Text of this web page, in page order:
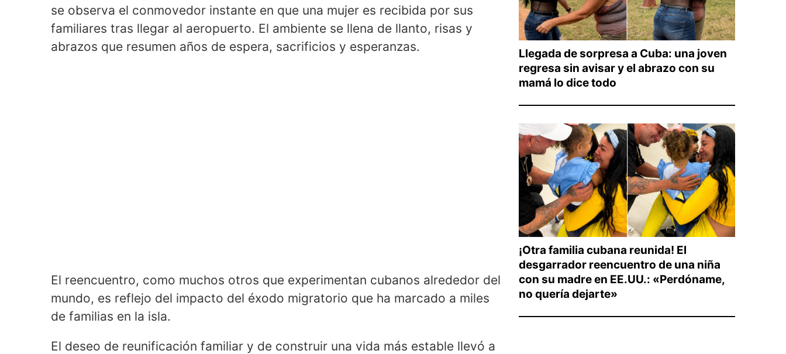
se observa el conmovedor instante en que una mujer es recibida por sus
familiares tras llegar al aeropuerto. El ambiente se llena de llanto, risas y
abrazos que resumen años de espera, sacrificios y esperanzas.
El reencuentro, como muchos otros que experimentan cubanos alrededor del
mundo, es reflejo del impacto del éxodo migratorio que ha marcado a miles
de familias en la isla.
El deseo de reunificación familiar y de construir una vida más estable llevó a
Llegada de sorpresa a Cuba: una joven
regresa sin avisar y el abrazo con su
mamá lo dice todo
¡Otra familia cubana reunida! El
desgarrador reencuentro de una niña
con su madre en EE.UU.: «Perdóname,
no quería dejarte»